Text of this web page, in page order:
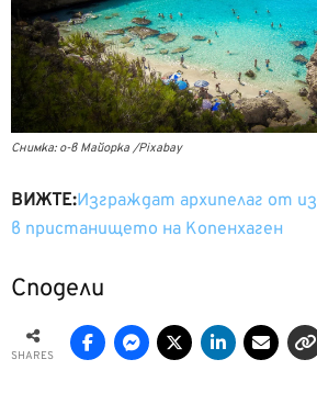
Снимка: о-в Майорка /Pixabay
ВИЖТЕ:Изграждат архипелаг от
в пристанището на Копенхаген
Сподели
SHARES